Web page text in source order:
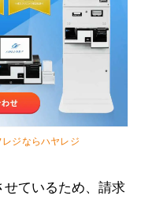
ジならハヤレジ
ているため、請求